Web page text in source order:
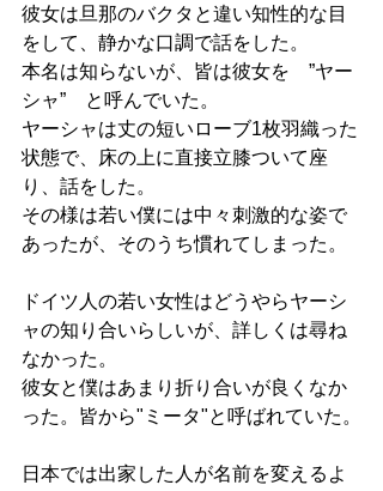
彼女は旦那のバクタと違い知性的な目
をして、静かな口調で話をした。
本名は知らないが、皆は彼女を　”ヤー
シャ”　と呼んでいた。
ヤーシャは丈の短いローブ1枚羽織った
状態で、床の上に直接立膝ついて座
り、話をした。
その様は若い僕には中々刺激的な姿で
あったが、そのうち慣れてしまった。
ドイツ人の若い女性はどうやらヤーシ
ャの知り合いらしいが、詳しくは尋ね
なかった。
彼女と僕はあまり折り合いが良くなか
った。皆から"ミータ"と呼ばれていた。
日本では出家した人が名前を変えるよ